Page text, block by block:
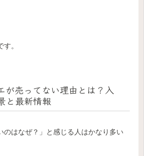
。
が売ってない理由とは？入
と最新情報
のはなぜ？」と感じる人はかなり多い